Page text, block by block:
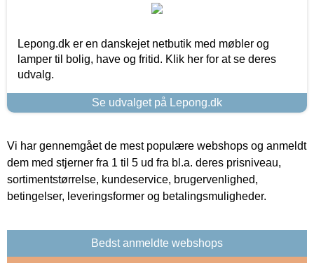
Lepong.dk er en danskejet netbutik med møbler og
lamper til bolig, have og fritid. Klik her for at se deres
udvalg.
Se udvalget på Lepong.dk
Vi har gennemgået de mest populære webshops og anmeldt
dem med stjerner fra 1 til 5 ud fra bl.a. deres prisniveau,
sortimentstørrelse, kundeservice, brugervenlighed,
betingelser, leveringsformer og betalingsmuligheder.
Bedst anmeldte webshops